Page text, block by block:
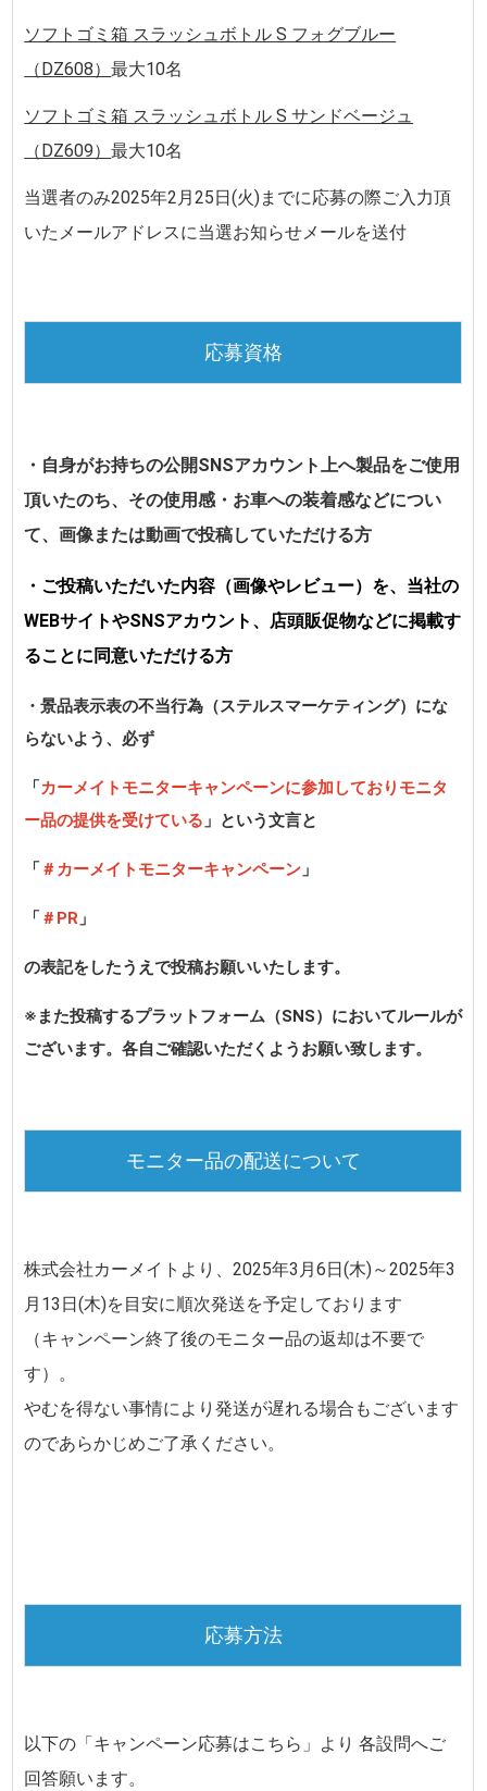
ソフトゴミ箱 スラッシュボトル S フォグブルー
（DZ608）最大10名
ソフトゴミ箱 スラッシュボトル S サンドベージュ
（DZ609）最大10名
当選者のみ2025年2月25日(火)までに応募の際ご入力頂
いたメールアドレスに当選お知らせメールを送付
応募資格
・自身がお持ちの公開SNSアカウント上へ製品をご使用
頂いたのち、その使用感・お車への装着感などについ
て、画像または動画で投稿していただける方
・ご投稿いただいた内容（画像やレビュー）を、当社の
WEBサイトやSNSアカウント、店頭販促物などに掲載す
ることに同意いただける方
・景品表示表の不当行為（ステルスマーケティング）にな
らないよう、必ず
「カーメイトモニターキャンペーンに参加しておりモニタ
ー品の提供を受けている 」という文言と
「 ＃カーメイトモニターキャンペーン 」
「 ＃PR 」
の表記をしたうえで投稿お願いいたします。
※また投稿するプラットフォーム（SNS）においてルールが
ございます。各自ご確認いただくようお願い致します。
モニター品の配送について
株式会社カーメイトより、2025年3月6日(木)～2025年3
月13日(木)を目安に順次発送を予定しております
（キャンペーン終了後のモニター品の返却は不要で
す）。
やむを得ない事情により発送が遅れる場合もございます
のであらかじめご了承ください。
応募方法
以下の「キャンペーン応募はこちら」より 各設問へご
回答願います。